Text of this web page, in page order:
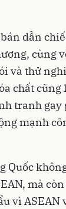
dẫn
cùng
và thử
chất cũng
tranh
mạnh
Quốc
mà
vì ASEAN